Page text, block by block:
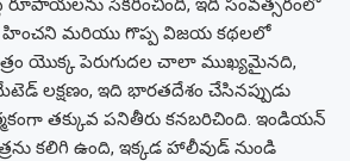
రూపాయలను సేకరించింది, ఇది సంవత్సరంలో
హించని మరియు గొప్ప విజయ కథలలో
యొక్క పెరుగుదల చాలా ముఖ్యమైనది,
లక్షణం, ఇది భారతదేశం చేసినప్పుడు
తక్కువ పనితీరు కనబరిచింది. ఇండియన్
కలిగి ఉంది, ఇక్కడ హాలీవుడ్ నుండి